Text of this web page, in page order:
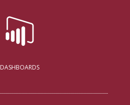
DASHBOARDS